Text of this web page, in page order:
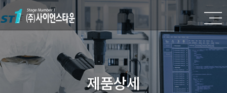
제품상세